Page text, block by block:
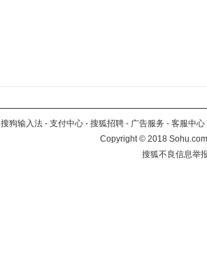
搜狗输入法 - 支付中心 - 搜狐招聘 - 广告服务 - 客服中心
Copyright©2018
搜狐不良信息举